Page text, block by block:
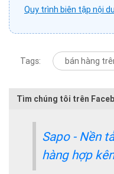
Quy trình biên tập nội
Tags: bán hàng
Tìm chúng tôi trên
Sapo - Nền
hàng hợp